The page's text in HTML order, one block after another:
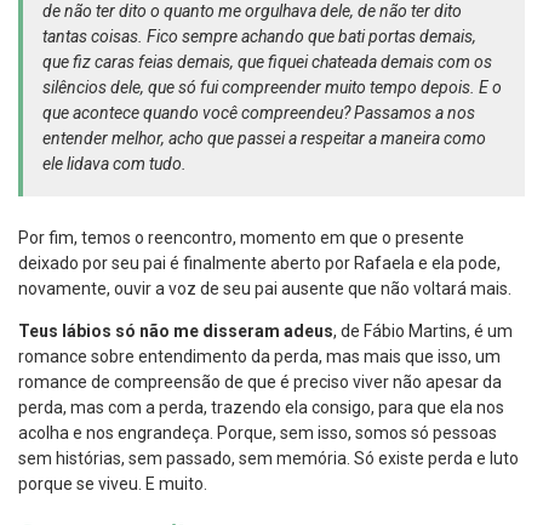
de não ter dito o quanto me orgulhava dele, de não ter dito
tantas coisas. Fico sempre achando que bati portas demais,
que fiz caras feias demais, que fiquei chateada demais com os
silêncios dele, que só fui compreender muito tempo depois. E o
que acontece quando você compreendeu? Passamos a nos
entender melhor, acho que passei a respeitar a maneira como
ele lidava com tudo.
Por fim, temos o reencontro, momento em que o presente
deixado por seu pai é finalmente aberto por Rafaela e ela pode,
novamente, ouvir a voz de seu pai ausente que não voltará mais.
Teus lábios só não me disseram adeus, de Fábio Martins, é um
romance sobre entendimento da perda, mas mais que isso, um
romance de compreensão de que é preciso viver não apesar da
perda, mas com a perda, trazendo ela consigo, para que ela nos
acolha e nos engrandeça. Porque, sem isso, somos só pessoas
sem histórias, sem passado, sem memória. Só existe perda e luto
porque se viveu. E muito.